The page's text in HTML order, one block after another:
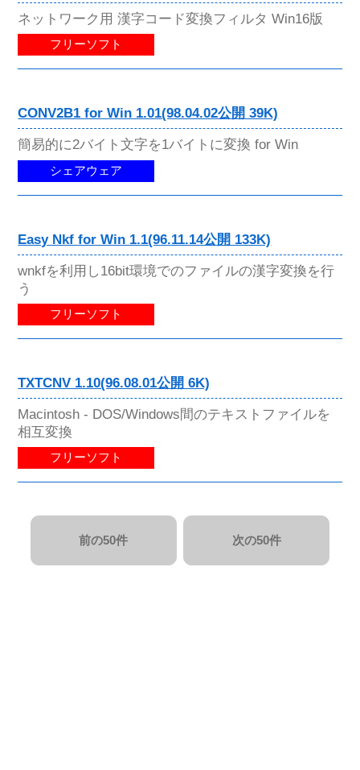
ネットワーク用 漢字コード変換フィルタ Win16版
フリーソフト
CONV2B1 for Win 1.01(98.04.02公開 39K)
簡易的に2バイト文字を1バイトに変換 for Win
シェアウェア
Easy Nkf for Win 1.1(96.11.14公開 133K)
wnkfを利用し16bit環境でのファイルの漢字変換を行
う
フリーソフト
TXTCNV 1.10(96.08.01公開 6K)
Macintosh - DOS/Windows間のテキストファイルを
相互変換
フリーソフト
前の50件 次の50件